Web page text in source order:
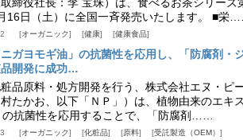
16日（土）に全国一斉発売いたします。 ■栄
オーガニック 健康 健康食品
ニガヨモギ油」の抗菌性を応用し、「防腐剤・
開発に成功…
品原料・処方開発を行う、株式会社エヌ・ピ
たかお、以下「ＮＰ」）は、植物由来のエキ
抗菌性を応用することで、「防腐剤……
オーガニック 化粧品 原料 受託製造（OEM）